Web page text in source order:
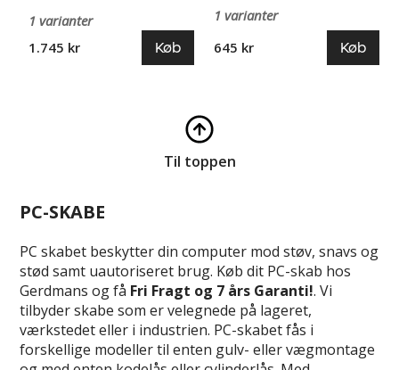
1 varianter
1.745 kr
Køb
1 varianter
645 kr
Køb
Til toppen
PC-SKABE
PC skabet beskytter din computer mod støv, snavs og
stød samt uautoriseret brug. Køb dit PC-skab hos
Gerdmans og få Fri Fragt og 7 års Garanti!. Vi
tilbyder skabe som er velegnede på lageret,
værkstedet eller i industrien. PC-skabet fås i
forskellige modeller til enten gulv- eller vægmontage